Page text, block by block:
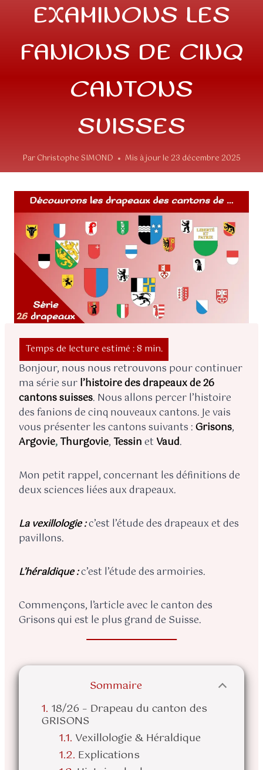
EXAMINONS LES
FANIONS DE CINQ
CANTONS
SUISSES
ParChristophe SIMOND Mis à jour le23 décembre 2025
Bonjour, nous nous retrouvons pour continuer
ma série surl’histoire des drapeaux de 26
cantons suisses. Nous allons percer l’histoire
des fanions de cinq nouveaux cantons. Je vais
vous présenter les cantons suivants :Grisons,
Argovie,Thurgovie,Tessinet Vaud.
Mon petit rappel, concernant les définitions de
deux sciences liées aux drapeaux.
La vexillologie :c’est l’étude des drapeaux et des
pavillons.
L’héraldique :c’est l’étude des armoiries.
Commençons, l’article avec le canton des
Grisons qui est le plus grand de Suisse.
Sommaire
18/26 – Drapeau du canton des
GRISONS
Vexillologie & Héraldique
Explications